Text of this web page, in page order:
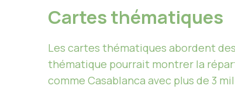
Cartes thématiques
Les cartes thématiques abordent
thématique pourrait montrer la
comme Casablanca avec plus de 3